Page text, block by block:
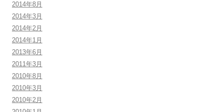
2014年8月
2014年3月
2014年2月
2014年1月
2013年6月
2011年3月
2010年8月
2010年3月
2010年2月